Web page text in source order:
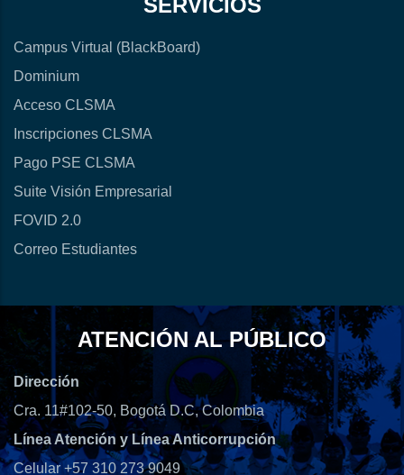
Campus Virtual (BlackBoard)
Dominium
Acceso CLSMA
Inscripciones CLSMA
Pago PSE CLSMA
Suite Visión Empresarial
FOVID 2.0
Correo Estudiantes
ATENCIÓN AL PÚBLICO
Dirección
Cra. 11#102-50, Bogotá D.C, Colombia
Línea Atención y Línea Anticorrupción
Celular +57 310 273 9049